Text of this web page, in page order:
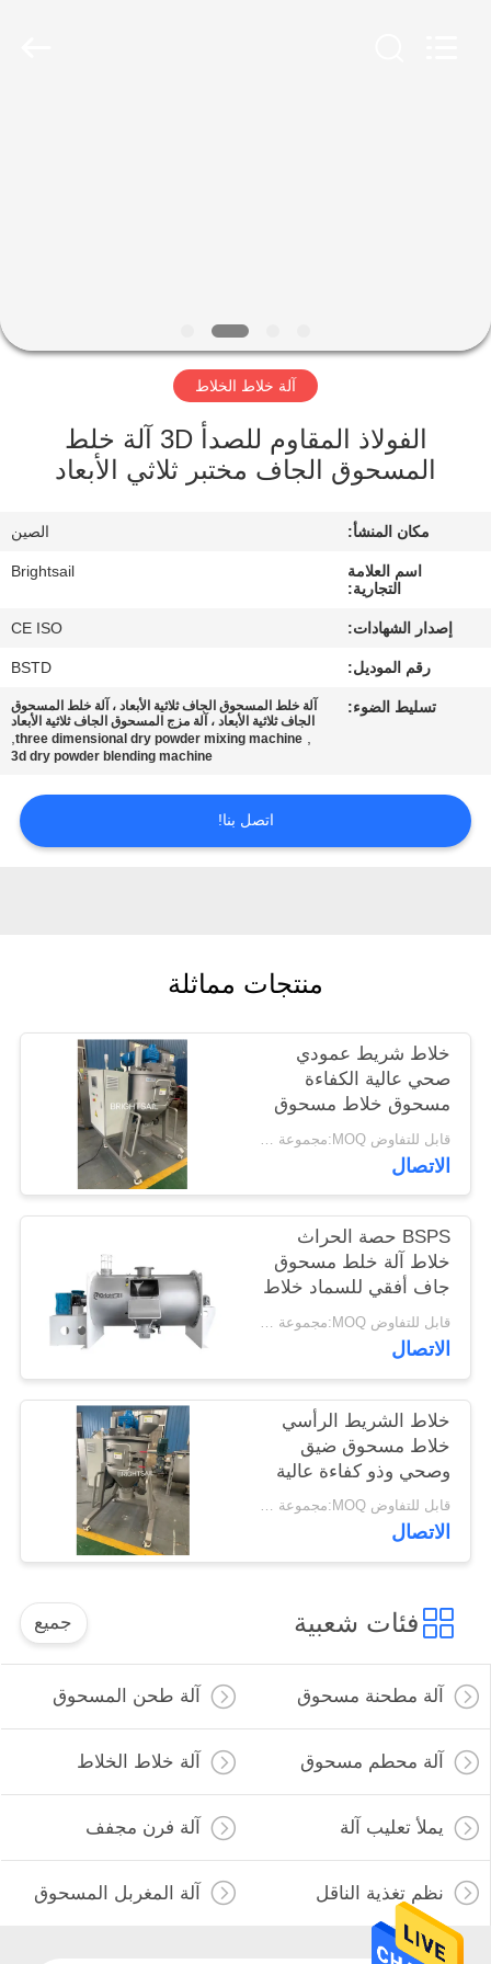
فيديو
المعمل
مراقبة
الجودة
بنا
الموقع
PRIVACY
POLICY
آلة خلاط الخلاط
الفولاذ المقاوم للصدأ 3D آلة خلط
المسحوق الجاف مختبر ثلاثي الأبعاد
مكان المنشأ: الصين
اسم العلامة
التجارية:
Brightsail
إصدار الشهادات: CE ISO
رقم الموديل: BSTD
تسليط الضوء:
آلة خلط المسحوق الجاف ثلاثية الأبعاد ، آلة خلط المسحوق
الجاف ثلاثية الأبعاد ، آلة مزج المسحوق الجاف ثلاثية الأبعاد
,
three dimensional dry powder mixing machine
,
3d dry powder blending machine
اتصل بنا!
منتجات مماثلة
خلاط شريط عمودي
صحي عالية الكفاءة
مسحوق خلاط مسحوق
الذرة التوابل خلاط
الدرجة
قابل للتفاوض MOQ:مجموعة واحدة
الاتصال
BSPS حصة الحراث
خلاط آلة خلط مسحوق
جاف أفقي للسماد خلاط
الحراث
قابل للتفاوض MOQ:مجموعة واحدة
الاتصال
خلاط الشريط الرأسي
خلاط مسحوق ضيق
وصحي وذو كفاءة عالية
قابل للتفاوض MOQ:مجموعة واحدة
الاتصال
فئات شعبية جميع
آلة مطحنة مسحوق آلة طحن المسحوق
آلة محطم مسحوق آلة خلاط الخلاط
يملأ تعليب آلة آلة فرن مجفف
نظم تغذية الناقل آلة المغربل المسحوق